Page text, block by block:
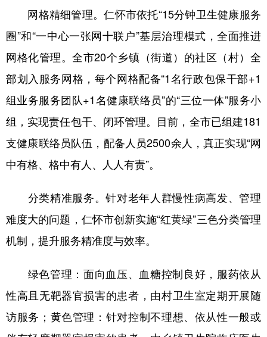
网格精细管理。仁怀市依托“15分钟卫生健康服务
圈”和“一中心一张网十联户”基层治理模式，全面推进
网格化管理。全市20个乡镇（街道）的社区（村）全
部划入服务网格，每个网格配备“1名行政包保干部+1
组业务服务团队+1名健康联络员”的“三位一体”服务小
组，实现责任包干、闭环管理。目前，全市已组建181
支健康联络员队伍，配备人员2500余人，真正实现“网
中有格、格中有人、人人有责”。
分类精准服务。针对老年人群慢性病高发、管理
难度大的问题，仁怀市创新实施“红黄绿”三色分类管理
机制，提升服务精准度与效率。
绿色管理：面向血压、血糖控制良好，服药依从
性高且无靶器官损害的患者，由村卫生室定期开展随
访服务；黄色管理：针对控制不理想、依从性一般或